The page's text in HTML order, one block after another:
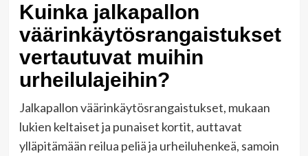
Kuinka jalkapallon
väärinkäytösrangaistukset
vertautuvat muihin
urheilulajeihin?
Jalkapallon väärinkäytösrangaistukset, mukaan
lukien keltaiset ja punaiset kortit, auttavat
ylläpitämään reilua peliä ja urheiluhenkeä, samoin